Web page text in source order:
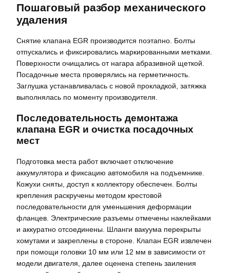
Пошаговый разбор механического
удаления
Снятие клапана EGR производится поэтапно. Болты
отпускались и фиксировались маркированными метками.
Поверхности очищались от нагара абразивной щеткой.
Посадочные места проверялись на герметичность.
Заглушка устанавливалась с новой прокладкой, затяжка
выполнялась по моменту производителя.
Последовательность демонтажа
клапана EGR и очистка посадочных
мест
Подготовка места работ включает отключение
аккумулятора и фиксацию автомобиля на подъемнике.
Кожухи сняты, доступ к коллектору обеспечен. Болты
крепления раскручены методом крестовой
последовательности для уменьшения деформации
фланцев. Электрические разъемы отмечены наклейками
и аккуратно отсоединены. Шланги вакуума перекрыты
хомутами и закреплены в стороне. Клапан EGR извлечен
при помощи головки 10 мм или 12 мм в зависимости от
модели двигателя, далее оценена степень заиления